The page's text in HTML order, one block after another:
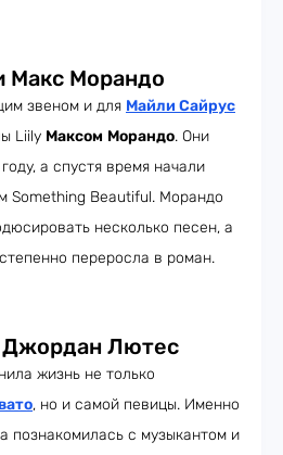
Макс Морандо
звеном и для Майли Сайрус
Liily Максом Морандо. Они
а спустя время начали
Something Beautiful. Морандо
несколько песен, а
переросла в роман.
Лютес
жизнь не только
, но и самой певицы. Именно
познакомилась с музыкантом и